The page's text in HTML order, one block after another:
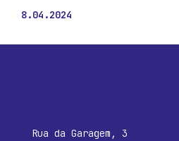
8.04.2024
Rua da Garagem, 3